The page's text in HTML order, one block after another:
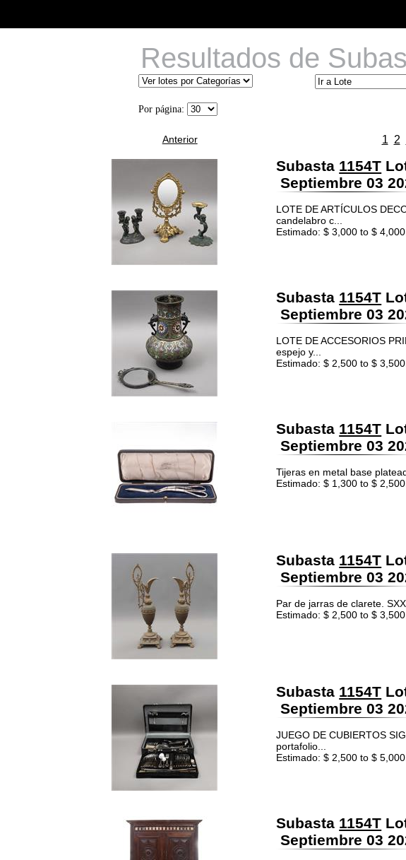
Resultados de
Por página:
Anterior 1 2
Subasta 1154T
Septiembre 03
LOTE DE ARTÍCULOS
candelabro c...
Estimado: $ 3,000 to $ 4,000.
Subasta 1154T
Septiembre 03
LOTE DE ACCESORIOS
espejo y...
Estimado: $ 2,500 to $ 3,500.
Subasta 1154T
Septiembre 03
Tijeras en metal base
Estimado: $ 1,300 to $ 2,500.
Subasta 1154T
Septiembre 03
Par de jarras de clarete.
Estimado: $ 2,500 to $ 3,500.
Subasta 1154T
Septiembre 03
JUEGO DE CUBIERTOS
portafolio...
Estimado: $ 2,500 to $ 5,000.
Subasta 1154T
Septiembre 03